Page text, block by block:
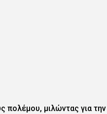
πολέμου, μιλώντας για την